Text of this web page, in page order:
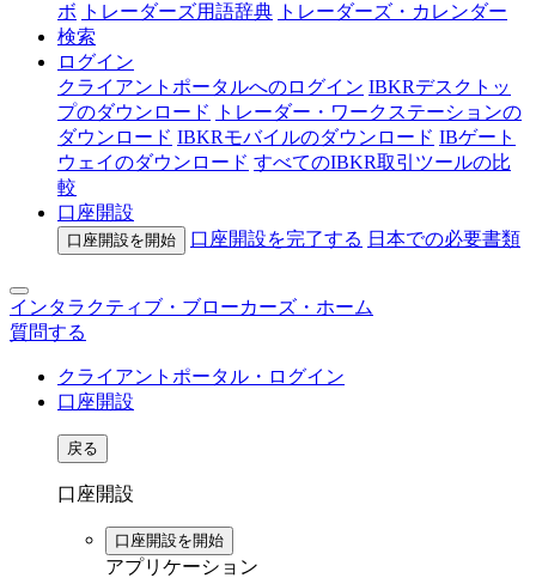
ボ
トレーダーズ用語辞典 トレーダーズ・カレンダー
検索
ログイン
クライアントポータルへのログイン IBKRデスクトッ
プのダウンロード
トレーダー・ワークステーションの
ダウンロード IBKRモバイルのダウンロード IBゲート
ウェイのダウンロード すべてのIBKR取引ツールの比
較
口座開設
口座開設を開始 口座開設を完了する 日本での必要書類
インタラクティブ・ブローカーズ・ホーム
質問する
クライアントポータル・ログイン
口座開設
戻る
口座開設
口座開設を開始
アプリケーション